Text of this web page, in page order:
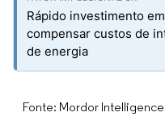
Rápido investimento
compensar custos de
de energia
Fonte: Mordor Intelligence